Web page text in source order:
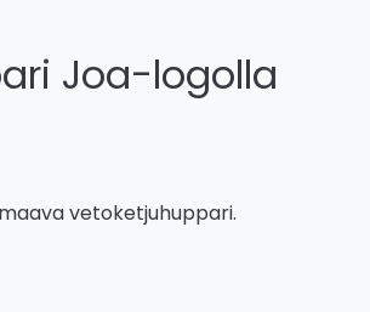
Joa-logolla
vetoketjuhuppari.